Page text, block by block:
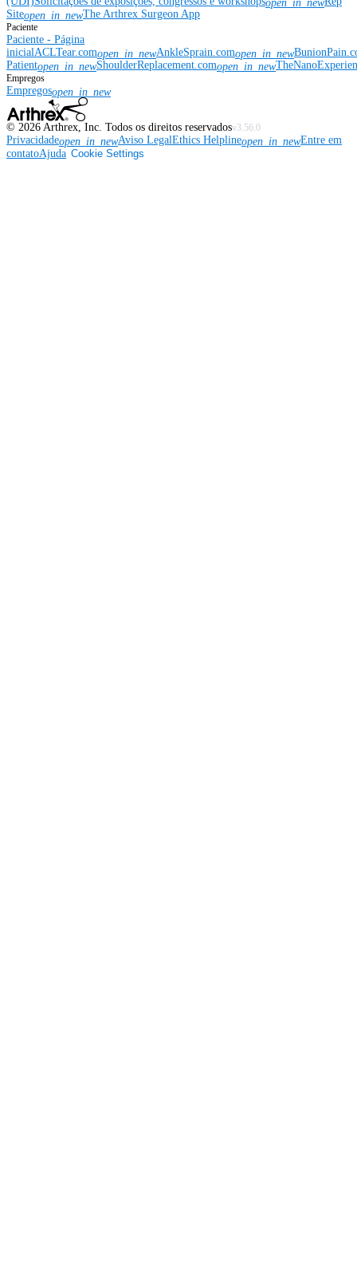
open_in_new
Siteopen_in_newThe Arthrex Surgeon App
Paciente
Paciente - Página
inicialACLTear.comopen_in_newAnkleSprain.comopen_in_new
Patientopen_in_newShoulderReplacement.comopen_in_new
Empregos
Empregosopen_in_new
© 2026 Arthrex, Inc. Todos os direitos reservadosv3.56.0
Privacidadeopen_in_newAviso LegalEthics Helplineopen_in_newEntre em
contatoAjuda Cookie Settings